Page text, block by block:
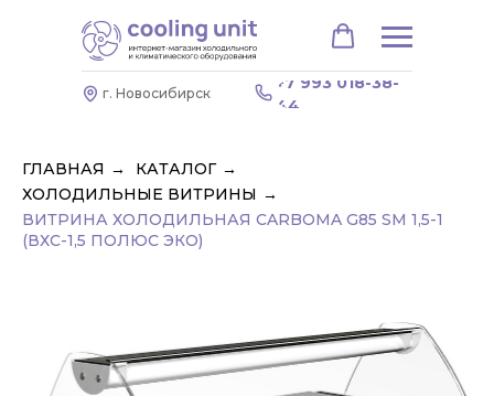
+7 993 018-38-
44
г. Новосибирск
ГЛАВНАЯ → КАТАЛОГ →
ХОЛОДИЛЬНЫЕ ВИТРИНЫ →
ВИТРИНА ХОЛОДИЛЬНАЯ CARBOMA G85 SM 1,5-1
(ВХС-1,5 ПОЛЮС ЭКО)